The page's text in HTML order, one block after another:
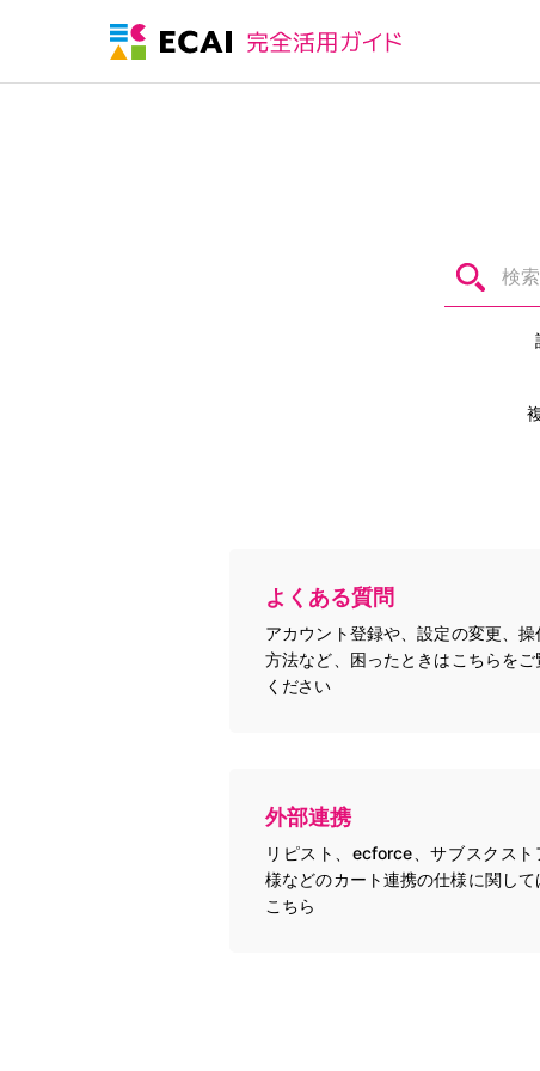
よくある質問
アカウント登録や、設定の変更、操
方法など、困ったときはこちらをご
ください
外部連携
リピスト、ecforce、サブスクスト
様などのカート連携の仕様に関して
こちら